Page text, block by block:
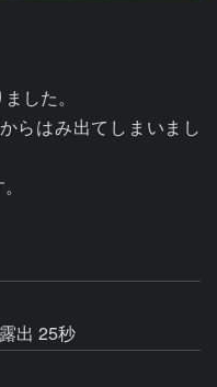
した。
らはみ出てしまいまし
露出 25秒